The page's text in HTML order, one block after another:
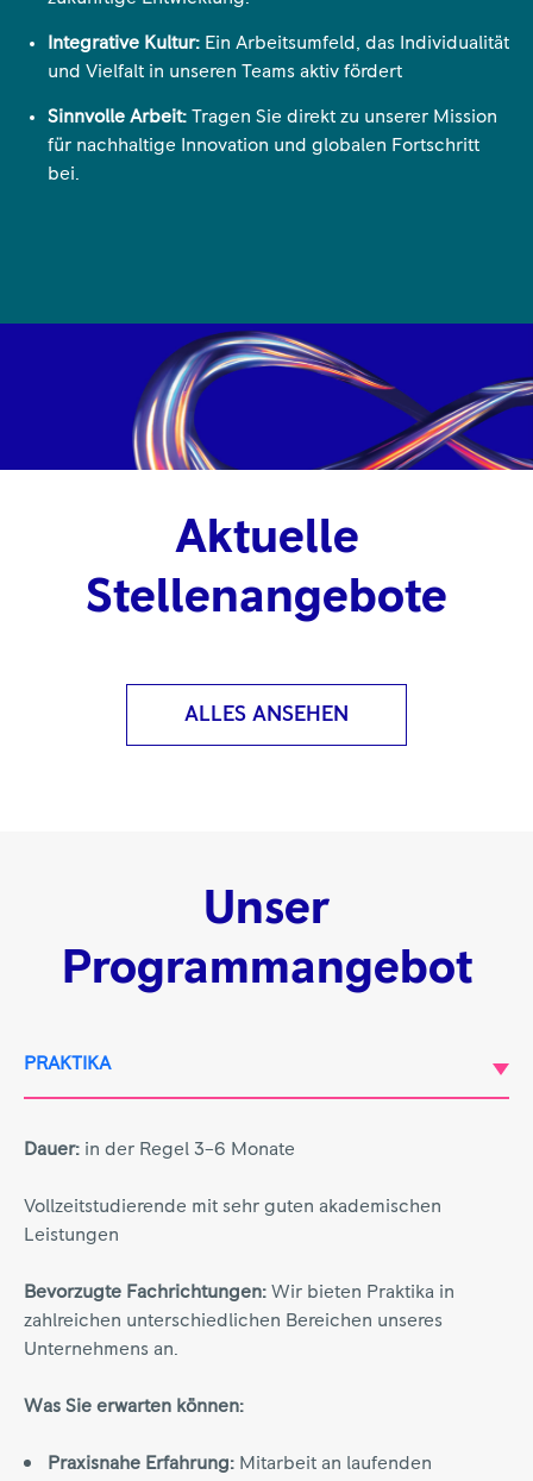
Integrative Kultur: Ein Arbeitsumfeld, das Individualität
und Vielfalt in unseren Teams aktiv fördert
Sinnvolle Arbeit: Tragen Sie direkt zu unserer Mission
für nachhaltige Innovation und globalen Fortschritt
bei.
Aktuelle
Stellenangebote
ALLES ANSEHEN
Unser
Programmangebot
PRAKTIKA
Dauer: in der Regel 3–6 Monate
Vollzeitstudierende mit sehr guten akademischen
Leistungen
Bevorzugte Fachrichtungen: Wir bieten Praktika in
zahlreichen unterschiedlichen Bereichen unseres
Unternehmens an.
Was Sie erwarten können:
Praxisnahe Erfahrung: Mitarbeit an laufenden